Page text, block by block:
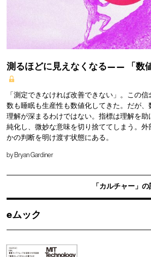
測るほどに見えなくなる—— 「数
「測定できなければ改善できない」。この
数も睡眠も生産性も数値化してきた。だが
理解が深まるわけではない。指標は理解を
純化し、微妙な意味を切り捨ててしまう。
かの判断を明け渡す状態にある。
by Bryan Gardiner
「カルチャー」
eムック